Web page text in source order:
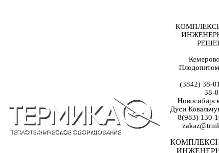
(3842) 38-
38-
Дуси
8(983) 130-